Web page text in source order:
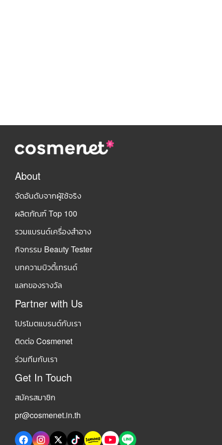
About
จัดอันดับจากผู้ใช้จริง
ผลิตภัณฑ์ Top 100
รวมแบรนด์เครื่องสำอาง
กิจกรรม Beauty Tester
บทความบิวตี้เทรนด์
แลกของรางวัล
Partner with Us
โปรโมตแบรนด์กับเรา
ติดต่อ Cosmenet
ร่วมทีมกับเรา
Get In Touch
สมัครสมาชิก
pr@cosmenet.in.th